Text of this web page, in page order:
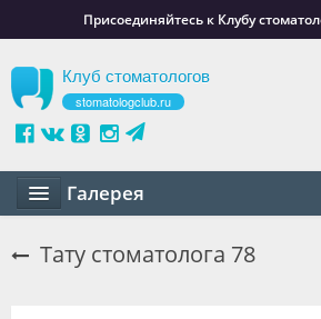
Присоединяйтесь к Клубу
Клуб стоматологов
stomatologclub.ru
Галерея
Тату стоматолога 78